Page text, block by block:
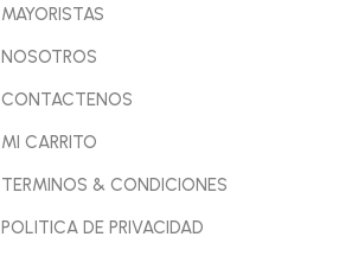
MAYORISTAS
NOSOTROS
CONTACTENOS
MI CARRITO
TERMINOS & CONDICIONES
POLITICA DE PRIVACIDAD